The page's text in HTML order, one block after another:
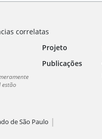
correlatas
Projeto
Publicações
de São Paulo |